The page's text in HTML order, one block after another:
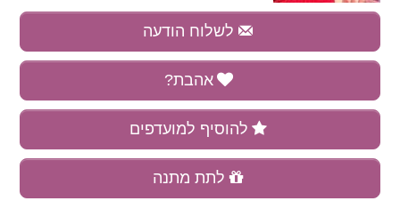
לשלוח הודעה
אהבת?
להוסיף למועדפים
לתת מתנה